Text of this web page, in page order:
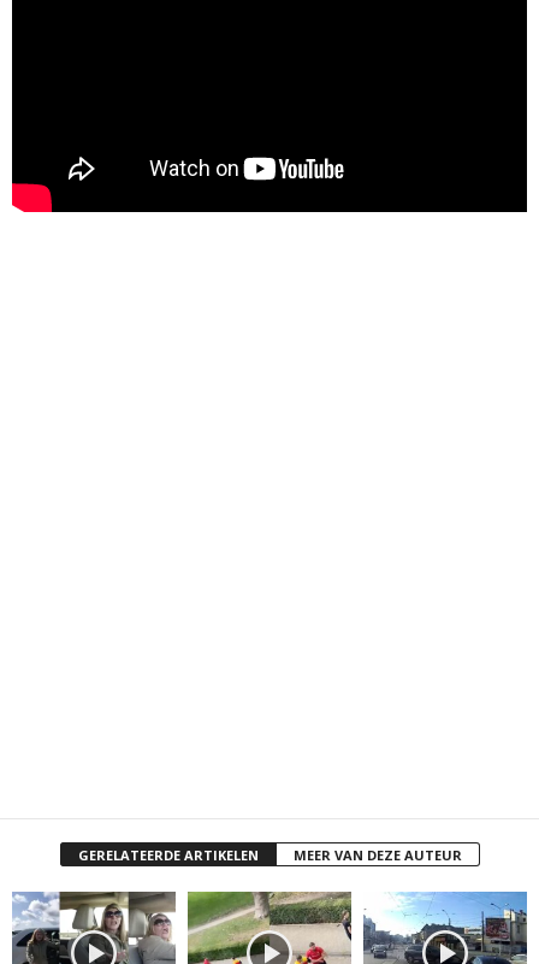
GERELATEERDE ARTIKELEN MEER VAN DEZE AUTEUR